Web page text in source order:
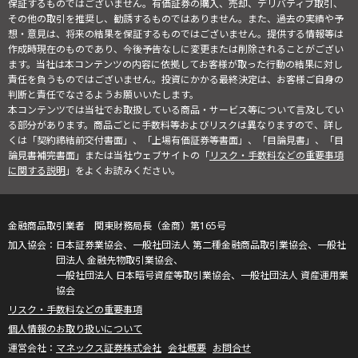
保証するものではございません。有価証券の購入、売却、デリバティブ取引、
その他の取引を推奨し、勧誘するものではありません。また、過去の実績や予
想・意見は、将来の結果を保証するものではございません。提供する情報等は
作成時現在のものであり、今後予告なしに変更または削除されることがござい
ます。当社は本コンテンツの内容に依拠してお客様が取った行動の結果に対し
責任を負うものではございません。投資にかかる最終決定は、お客様ご自身の
判断と責任でなさるようお願いいたします。
本コンテンツでは当社でお取扱している商品・サービス等について言及してい
る部分があります。商品ごとに手数料等およびリスクは異なりますので、詳し
くは「契約締結前交付書面」、「上場有価証券等書面」、「目論見書」、「目
論見書補完書面」または当社ウェブサイトの「リスク・手数料などの重要事項
に関する説明」をよくお読みください。
金融商品取引業者 関東財務局長（金商）第165号
日本証券業協会、一般社団法人 第二種金融商品取引業協会、一般社
団法人 金融先物取引業協会、
一般社団法人 日本暗号資産等取引業協会、一般社団法人 資産運用業
協会
リスク・手数料などの重要事項
個人情報のお取り扱いについて
マネックス証券株式会社 会社概要 お問合せ